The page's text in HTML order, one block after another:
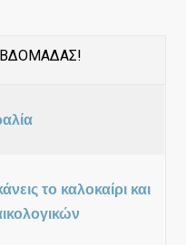
το καλοκαίρι και